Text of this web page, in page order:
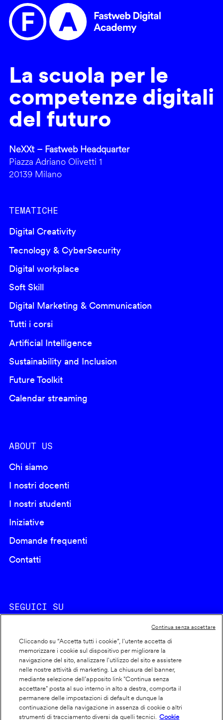
La scuola per le
competenze digitali
del futuro
NeXXt – Fastweb Headquarter
Piazza Adriano Olivetti 1
20139 Milano
TEMATICHE
Digital Creativity
Tecnology & CyberSecurity
Digital workplace
Soft Skill
Digital Marketing & Communication
Tutti i corsi
Artificial Intelligence
Sustainability and Inclusion
Future Toolkit
Calendar streaming
ABOUT US
Chi siamo
I nostri docenti
I nostri studenti
Iniziative
Domande frequenti
Contatti
SEGUICI SU
Footer
info
Cookie policy
Dichiarazione di accessibilità
Privacy
Cliccando su “Accetta tutti i cookie”, l'utente accetta di
memorizzare i cookie sul dispositivo per migliorare la
navigazione del sito, analizzare l'utilizzo del sito e assistere
nelle nostre attività di marketing. La chiusura del banner,
mediante selezione dell’apposito link "Continua senza
accettare" posta al suo interno in alto a destra, comporta il
permanere delle impostazioni di default e dunque la
continuazione della navigazione in assenza di cookie o altri
strumenti di tracciamento diversi da quelli tecnici.
Cookie
Continua senza accettare